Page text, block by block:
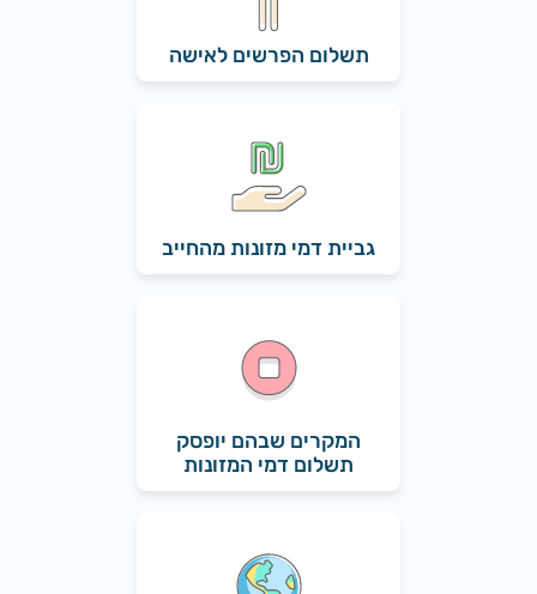
תשלום הפרשים לאישה
גביית דמי מזונות מהחייב
המקרים שבהם יופסק
תשלום דמי המזונות